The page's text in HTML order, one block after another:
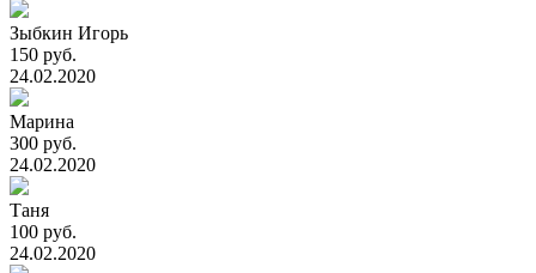
Зыбкин Игорь
150 руб.
24.02.2020
Марина
300 руб.
24.02.2020
Таня
100 руб.
24.02.2020